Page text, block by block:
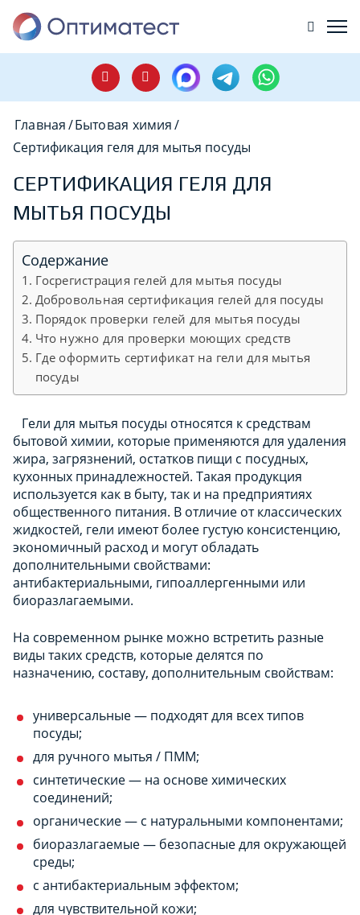
Главная/Бытовая химия/
Сертификация геля для мытья посуды
СЕРТИФИКАЦИЯ ГЕЛЯ ДЛЯ
МЫТЬЯ ПОСУДЫ
Содержание
Госрегистрация гелей для мытья посуды
Добровольная сертификация гелей для посуды
Порядок проверки гелей для мытья посуды
Что нужно для проверки моющих средств
Где оформить сертификат на гели для мытья
посуды
Гели для мытья посуды относятся к средствам
бытовой химии, которые применяются для удаления
жира, загрязнений, остатков пищи с посудных,
кухонных принадлежностей. Такая продукция
используется как в быту, так и на предприятиях
общественного питания. В отличие от классических
жидкостей, гели имеют более густую консистенцию,
экономичный расход и могут обладать
дополнительными свойствами:
антибактериальными, гипоаллергенными или
биоразлагаемыми.
На современном рынке можно встретить разные
виды таких средств, которые делятся по
назначению, составу, дополнительным свойствам:
универсальные — подходят для всех типов
посуды;
для ручного мытья / ПММ;
синтетические — на основе химических
соединений;
органические — с натуральными компонентами;
биоразлагаемые — безопасные для окружающей
среды;
с антибактериальным эффектом;
для чувствительной кожи;